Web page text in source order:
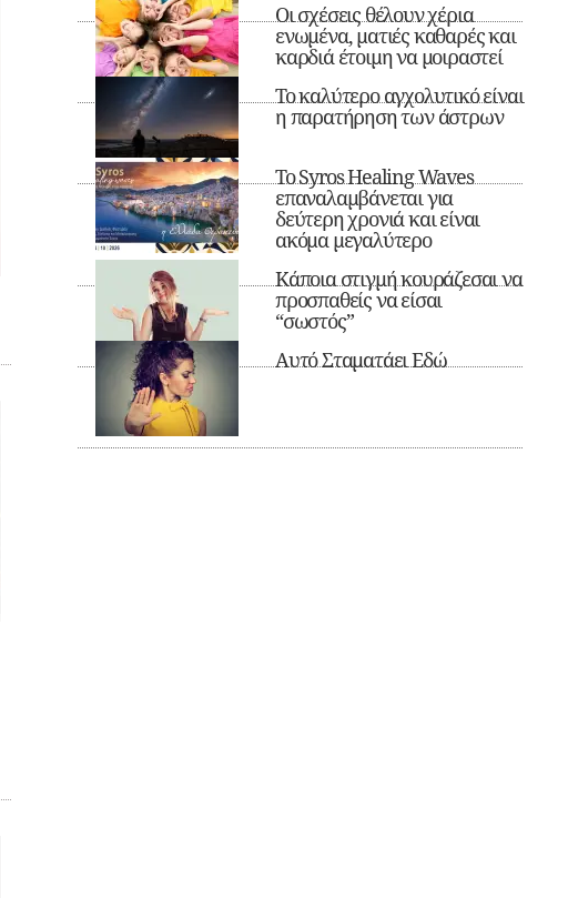
Οι σχέσεις θέλουν χέρια
ενωμένα, ματιές καθαρές και
καρδιά έτοιμη να μοιραστεί
Το καλύτερο αγχολυτικό είναι
η παρατήρηση των άστρων
Το Syros Healing Waves
επαναλαμβάνεται για
δεύτερη χρονιά και είναι
ακόμα μεγαλύτερο
Κάποια στιγμή κουράζεσαι να
προσπαθείς να είσαι
“σωστός”
Αυτό Σταματάει Εδώ